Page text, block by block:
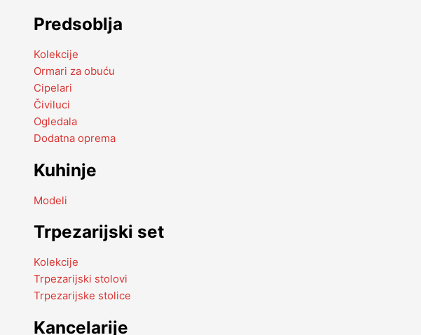
Predsoblja
Kolekcije
Ormari za obuću
Cipelari
Čiviluci
Ogledala
Dodatna oprema
Kuhinje
Modeli
Trpezarijski set
Kolekcije
Trpezarijski stolovi
Trpezarijske stolice
Kancelarije